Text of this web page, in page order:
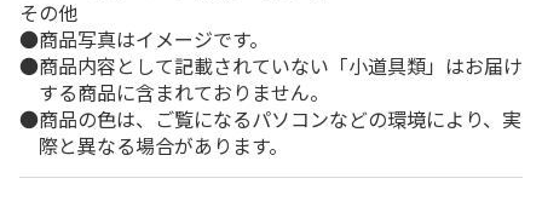
その他
商品写真はイメージです。
商品内容として記載されていない「小道具類」はお届け
する商品に含まれておりません。
商品の色は、ご覧になるパソコンなどの環境により、実
際と異なる場合があります。